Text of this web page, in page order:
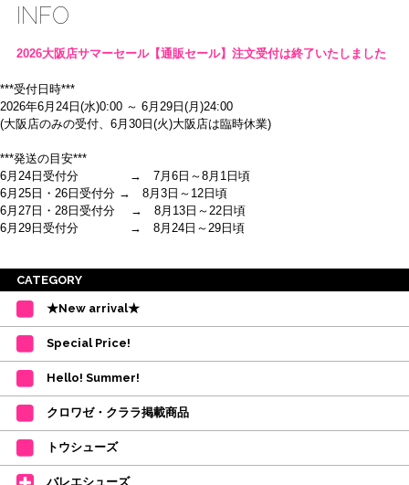
INFO
2026大阪店サマーセール【通販セール】注文受付は終了いたしました
***受付日時***
2026年6月24日(水)0:00 ～ 6月29日(月)24:00
(大阪店のみの受付、6月30日(火)大阪店は臨時休業)
***発送の目安***
6月24日受付分 → 7月6日～8月1日頃
6月25日・26日受付分 → 8月3日～12日頃
6月27日・28日受付分 → 8月13日～22日頃
6月29日受付分 → 8月24日～29日頃
※ご注意
・受付順に発送を行いますので、日にち指定はお受けできません。上記の期
間を目安として下さい。
(目安は多少ずれこむ場合がございます。)
・在庫の確保は発送の直前に行います。カートに入れて注文完了となって
も、商品の確保はされておりません。
ご注文商品が在庫切れの場合は、上記お目安の頃にご連絡させていただき
ます。
カード決済をされたお客様は決済金額の変更をさせていただきます。
【ミルバ×たけいみき】オリジナルタオルが新登場!
レッスンのお供にはもちろん、毎日の持ち歩きやギフトにもぴったりのミル
CATEGORY
★New arrival★
Special Price!
Hello! Summer!
クロワゼ・クララ掲載商品
トウシューズ
バレエシューズ